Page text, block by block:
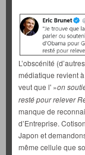
L’obscénité
médiatique revient à
veut que l' »on
resté pour relever
manque de
d’Entreprise.
Japon et
même cellule que